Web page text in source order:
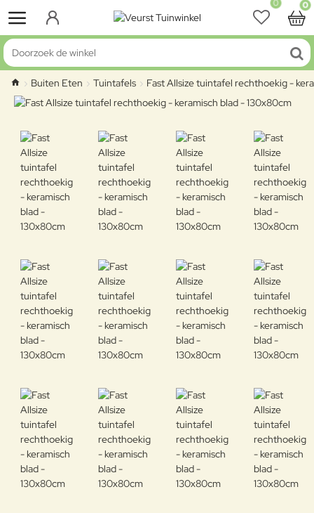
0 0
Doorzoek de winkel
home
Buiten Eten Tuintafels Fast Allsize tuintafel rechthoekig -